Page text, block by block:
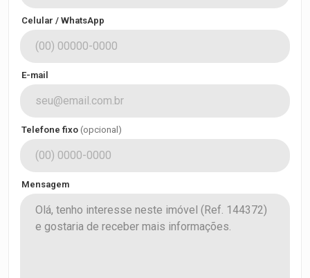
Celular / WhatsApp
E-mail
Telefone fixo (opcional)
Mensagem